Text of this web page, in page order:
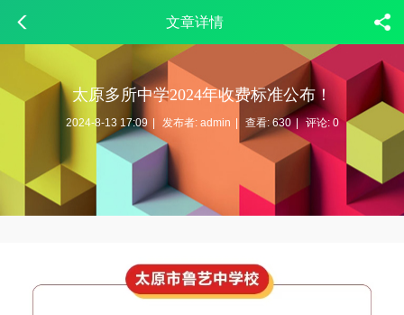
文章详情
太原多所中学2024年收费标准公布！
2024-8-13 17:09 | 发布者: admin | 查看:630 | 评论: 0